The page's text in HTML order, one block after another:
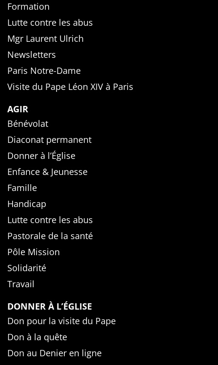
Formation
Lutte contre les abus
Mgr Laurent Ulrich
Newsletters
Paris Notre-Dame
Visite du Pape Léon XIV à Paris
AGIR
Bénévolat
Diaconat permanent
Donner à l’Église
Enfance & Jeunesse
Famille
Handicap
Lutte contre les abus
Pastorale de la santé
Pôle Mission
Solidarité
Travail
DONNER À L’ÉGLISE
Don pour la visite du Pape
Don à la quête
Don au Denier en ligne